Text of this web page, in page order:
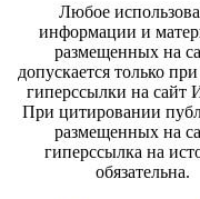
Любое
информации и
размещенных на
допускается только
гиперссылки на
При цитировании
размещенных на
гиперссылка на
обязательна.